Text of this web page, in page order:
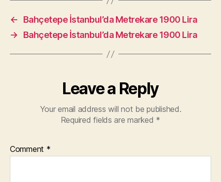
←
Bahçetepe İstanbul’da Metrekare 1900 Lira
→
Bahçetepe İstanbul’da Metrekare 1900 Lira
Leave a Reply
Your email address will not be published.
Required fields are marked *
Comment *